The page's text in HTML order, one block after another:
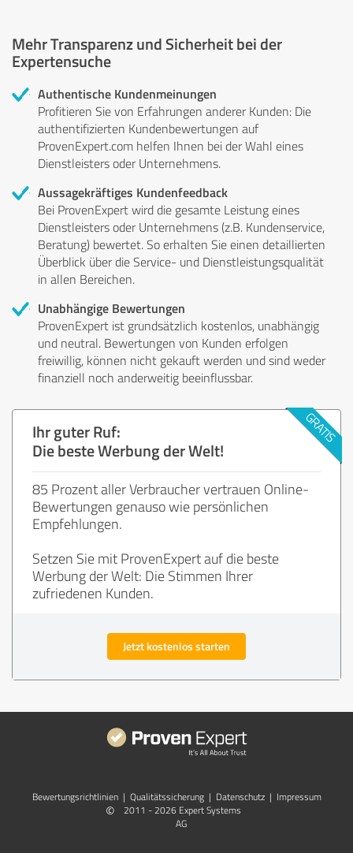
Mehr Transparenz und Sicherheit bei der
Expertensuche
Authentische Kundenmeinungen
Profitieren Sie von Erfahrungen anderer Kunden: Die
authentifizierten Kundenbewertungen auf
ProvenExpert.com helfen Ihnen bei der Wahl eines
Dienstleisters oder Unternehmens.
Aussagekräftiges Kundenfeedback
Bei ProvenExpert wird die gesamte Leistung eines
Dienstleisters oder Unternehmens (z.B. Kundenservice,
Beratung) bewertet. So erhalten Sie einen detaillierten
Überblick über die Service- und Dienstleistungsqualität
in allen Bereichen.
Unabhängige Bewertungen
ProvenExpert ist grundsätzlich kostenlos, unabhängig
und neutral. Bewertungen von Kunden erfolgen
freiwillig, können nicht gekauft werden und sind weder
finanziell noch anderweitig beeinflussbar.
Ihr guter Ruf:
Die beste Werbung der Welt!
85 Prozent aller Verbraucher vertrauen Online-
Bewertungen genauso wie persönlichen
Empfehlungen.
Setzen Sie mit ProvenExpert auf die beste
Werbung der Welt: Die Stimmen Ihrer
zufriedenen Kunden.
Jetzt kostenlos starten
Bewertungs­richtlinien | Qualitätssicherung | Datenschutz | Impressum
©
2011 - 2026 Expert Systems
AG